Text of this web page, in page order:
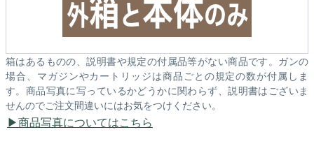
箱はあるものの、説明書や規定の付属品等がない商品です。ガンの
場合、マガジンやカートリッジは商品ごとの規定の数が付属しま
す。商品写真に写っているかどうかに関わらず、説明書はございま
せんのでご注文間違いにはお気をつけください。
商品写真についてはこちら